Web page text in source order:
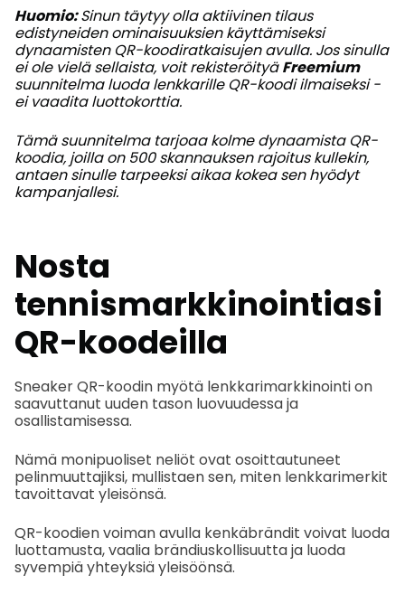
Huomio:Sinun täytyy ollaaktiivinen tilaus
edistyneiden ominaisuuksien käyttämiseksi
dynaamisten QR-koodiratkaisujen avulla. Jos sinulla
ei ole vielä sellaista, voit rekisteröityäFreemium
suunnitelma luoda lenkkarille QR-koodi ilmaiseksi -
ei vaadita luottokorttia.
Tämä suunnitelma tarjoaa kolme dynaamista QR-
koodia, joilla on 500 skannauksen rajoitus kullekin,
antaen sinulle tarpeeksi aikaa kokea sen hyödyt
kampanjallesi.
Nosta
tennismarkkinointiasi
QR-koodeilla
Sneaker QR-koodin myötä lenkkarimarkkinointi on
saavuttanut uuden tason luovuudessa ja
osallistamisessa.
Nämä monipuoliset neliöt ovat osoittautuneet
pelinmuuttajiksi, mullistaen sen, miten lenkkarimerkit
tavoittavat yleisönsä.
QR-koodien voiman avulla kenkäbrändit voivat luoda
luottamusta, vaalia brändiuskollisuutta ja luoda
syvempiä yhteyksiä yleisöönsä.